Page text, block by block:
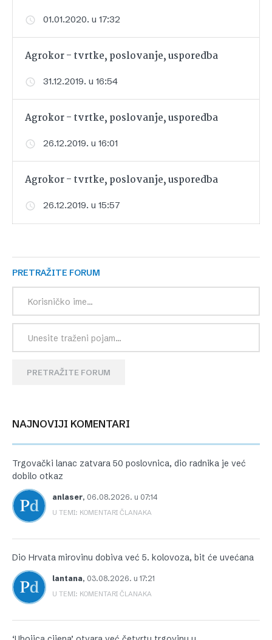
01.01.2020. u 17:32
Agrokor - tvrtke, poslovanje, usporedba
31.12.2019. u 16:54
Agrokor - tvrtke, poslovanje, usporedba
26.12.2019. u 16:01
Agrokor - tvrtke, poslovanje, usporedba
26.12.2019. u 15:57
PRETRAŽITE FORUM
PRETRAŽITE FORUM
NAJNOVIJI KOMENTARI
Trgovački lanac zatvara 50 poslovnica, dio radnika je već
dobilo otkaz
anlaser, 06.08.2026. u 07:14
U TEMI: KOMENTARI ČLANAKA
Dio Hrvata mirovinu dobiva već 5. kolovoza, bit će uvećana
lantana, 03.08.2026. u 17:21
U TEMI: KOMENTARI ČLANAKA